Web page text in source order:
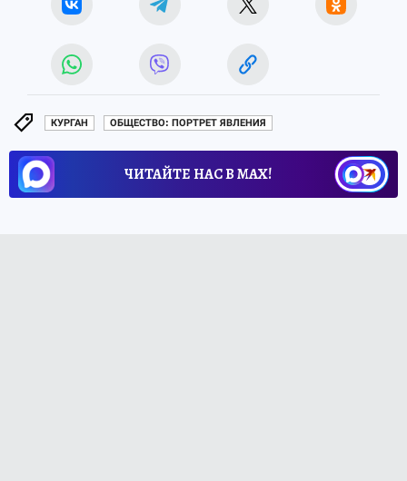
КУРГАН ОБЩЕСТВО: ПОРТРЕТ ЯВЛЕНИЯ
ЧИТАЙТЕ НАС В МАХ!